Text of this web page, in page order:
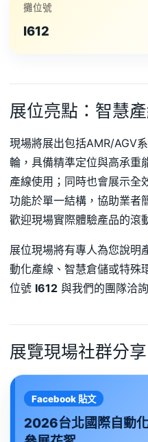
攤位號
I612
展位亮點：智慧
現場將展出包括AMR/AGV
輪，具備精準定位與高承重
產線使用；同時也會展示全
功能於單一結構，協助業者
歡迎現場實際體驗產品的滾
展位現場將有專人為您說明
動化產線、智慧倉儲或特殊
位號 I612與我們的團隊洽詢
展覽現場社群分享
Facebook 貼文
2026台北國際自動